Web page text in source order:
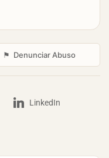
⚑ Denunciar Abuso
LinkedIn